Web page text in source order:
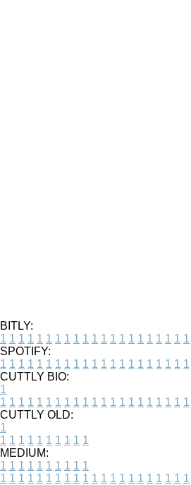
BITLY:
1 1 1 1 1 1 1 1 1 1 1 1 1 1 1 1 1 1 1 1 1
SPOTIFY:
1 1 1 1 1 1 1 1 1 1 1 1 1 1 1 1 1 1 1 1 1
CUTTLY BIO:
1
1 1 1 1 1 1 1 1 1 1 1 1 1 1 1 1 1 1 1 1 1
CUTTLY OLD:
1
1 1 1 1 1 1 1 1 1 1
MEDIUM:
1 1 1 1 1 1 1 1 1 1
1 1 1 1 1 1 1 1 1 1 1 1 1 1 1 1 1 1 1 1 1